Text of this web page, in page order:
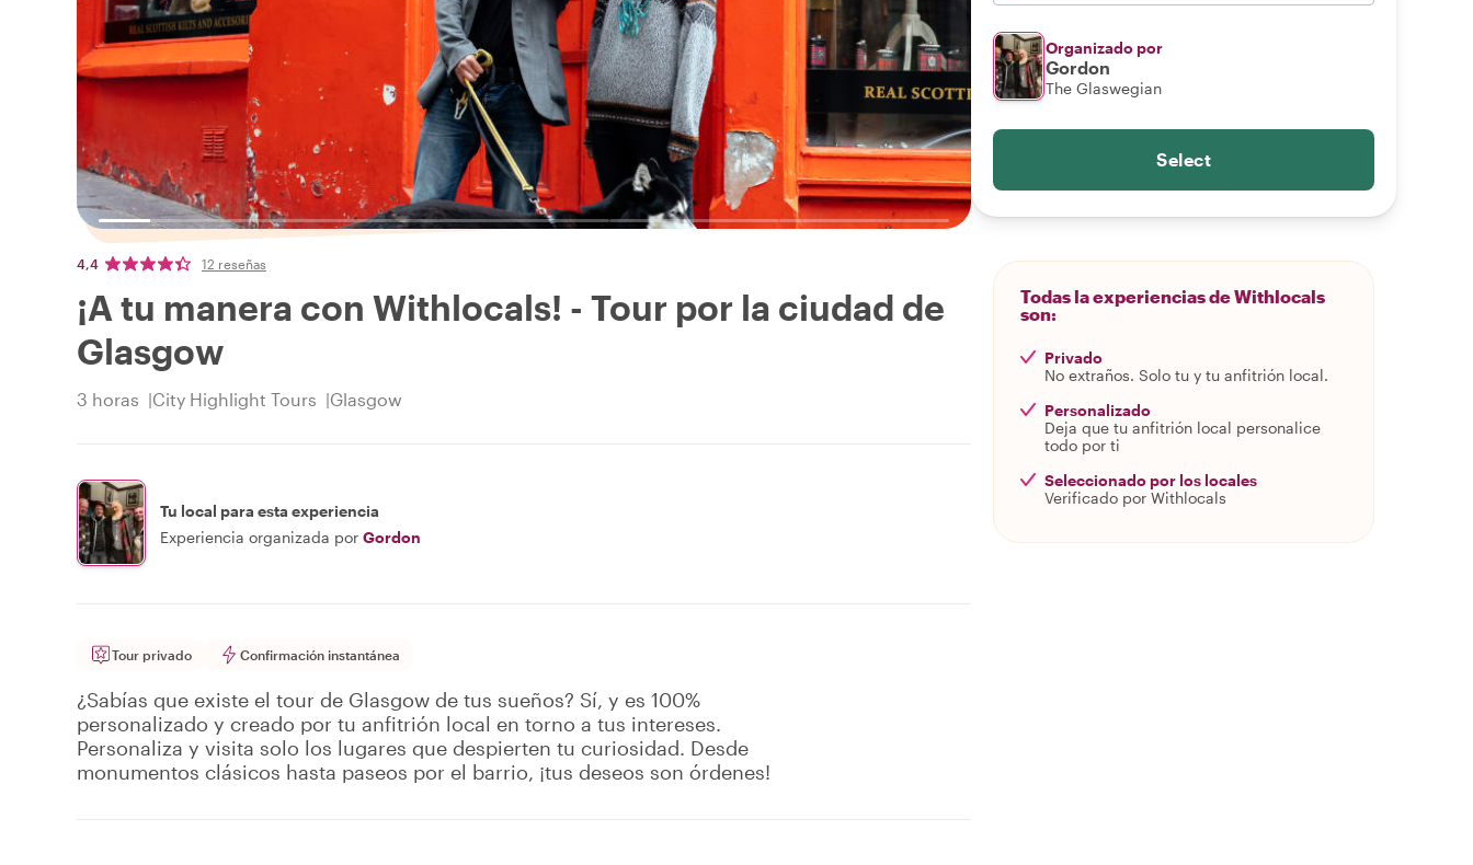
4,4 12 reseñas
¡A tu manera con Withlocals! - Tour por la ciudad de
Glasgow
3 horas City Highlight Tours Glasgow
Tu local para esta experiencia
Experiencia organizada por Gordon
Tour privado Confirmación instantánea
¿Sabías que existe el tour de Glasgow de tus sueños? Sí, y es 100%
personalizado y creado por tu anfitrión local en torno a tus intereses.
Personaliza y visita solo los lugares que despierten tu curiosidad. Desde
monumentos clásicos hasta paseos por el barrio, ¡tus deseos son órdenes!
Organizado por
Gordon
The Glaswegian
Select
Todas la experiencias de Withlocals
son:
Privado
No extraños. Solo tu y tu anfitrión local.
Personalizado
Deja que tu anfitrión local personalice
todo por ti
Seleccionado por los locales
Verificado por Withlocals